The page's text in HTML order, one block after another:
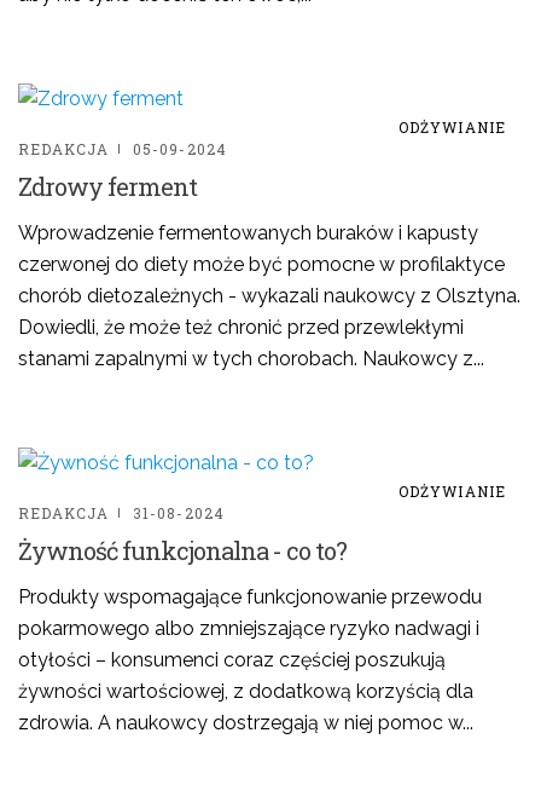
ODŻYWIANIE
REDAKCJA
05-09-2024
Zdrowy ferment
Wprowadzenie fermentowanych buraków i kapusty
czerwonej do diety może być pomocne w profilaktyce
chorób dietozależnych - wykazali naukowcy z Olsztyna.
Dowiedli, że może też chronić przed przewlekłymi
stanami zapalnymi w tych chorobach. Naukowcy z...
ODŻYWIANIE
REDAKCJA
31-08-2024
Żywność funkcjonalna - co to?
Produkty wspomagające funkcjonowanie przewodu
pokarmowego albo zmniejszające ryzyko nadwagi i
otyłości – konsumenci coraz częściej poszukują
żywności wartościowej, z dodatkową korzyścią dla
zdrowia. A naukowcy dostrzegają w niej pomoc w...